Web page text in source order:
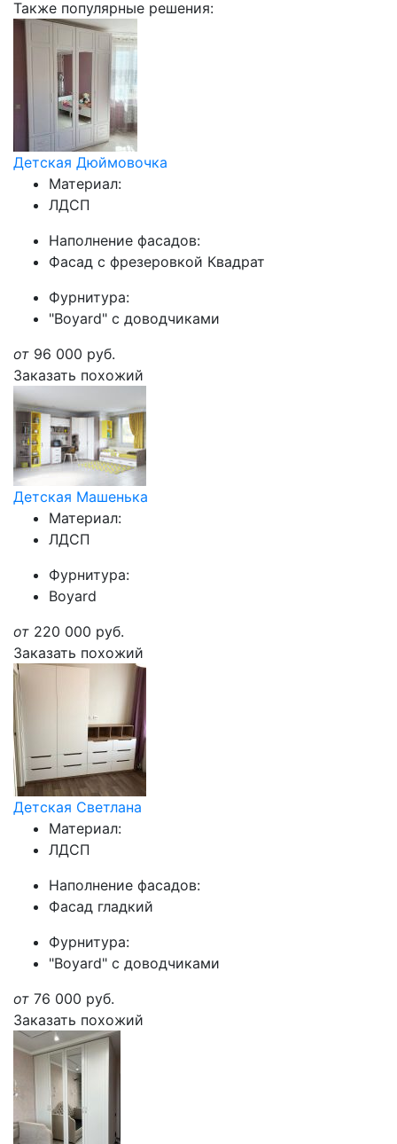
Также популярные решения:
Детская Дюймовочка
Материал:
ЛДСП
Наполнение фасадов:
Фасад с фрезеровкой Квадрат
Фурнитура:
"Boyard" с доводчиками
от 96 000 руб.
Заказать похожий
Детская Машенька
Материал:
ЛДСП
Фурнитура:
Boyard
от 220 000 руб.
Заказать похожий
Детская Светлана
Материал:
ЛДСП
Наполнение фасадов:
Фасад гладкий
Фурнитура:
"Boyard" с доводчиками
от 76 000 руб.
Заказать похожий